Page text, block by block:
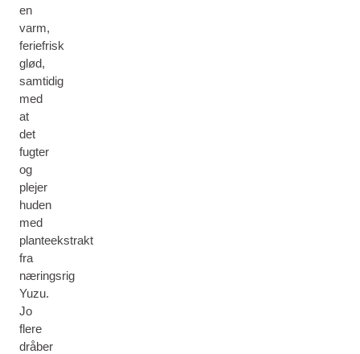
en
varm,
feriefrisk
glød,
samtidig
med
at
det
fugter
og
plejer
huden
med
planteekstrakt
fra
næringsrig
Yuzu.
Jo
flere
dråber